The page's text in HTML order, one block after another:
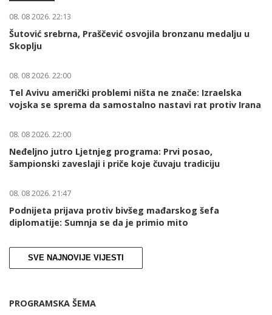
08. 08 2026. 22:13
Šutović srebrna, Praščević osvojila bronzanu medalju u
Skoplju
08. 08 2026. 22:00
Tel Avivu američki problemi ništa ne znače: Izraelska
vojska se sprema da samostalno nastavi rat protiv Irana
08. 08 2026. 22:00
Neđeljno jutro Ljetnjeg programa: Prvi posao,
šampionski zaveslaji i priče koje čuvaju tradiciju
08. 08 2026. 21:47
Podnijeta prijava protiv bivšeg mađarskog šefa
diplomatije: Sumnja se da je primio mito
SVE NAJNOVIJE VIJESTI
PROGRAMSKA ŠEMA